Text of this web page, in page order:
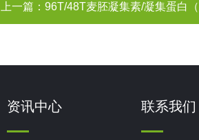
上一篇： 96T/48T麦胚凝集素/凝集蛋白（
资讯中心 联系我们